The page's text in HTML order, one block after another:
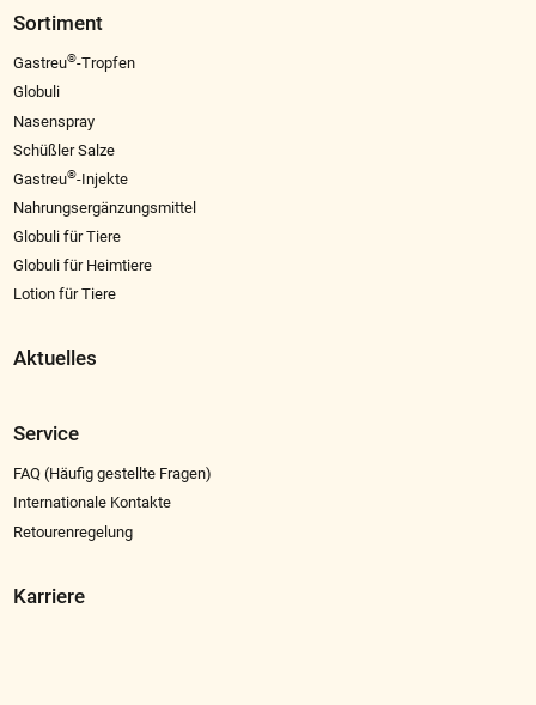
Sortiment
Gastreu®-Tropfen
Globuli
Nasenspray
Schüßler Salze
Gastreu®-Injekte
Nahrungsergänzungsmittel
Globuli für Tiere
Globuli für Heimtiere
Lotion für Tiere
Aktuelles
Service
FAQ (Häufig gestellte Fragen)
Internationale Kontakte
Retourenregelung
Karriere